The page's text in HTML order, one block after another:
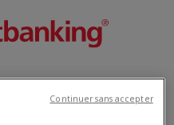
de contrat BCGE Netbanking ?
Continuer sans accepter